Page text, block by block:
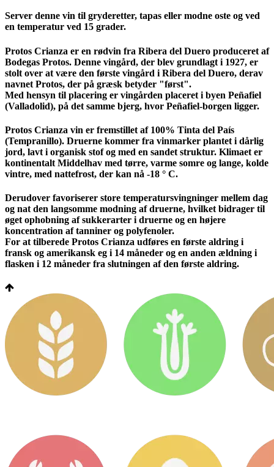
Server denne vin til gryderetter, tapas eller modne oste og ved
en temperatur ved 15 grader.
Protos Crianza er en rødvin fra Ribera del Duero produceret af
Bodegas Protos. Denne vingård, der blev grundlagt i 1927, er
stolt over at være den første vingård i Ribera del Duero, derav
navnet Protos, der på græsk betyder "først".
Med hensyn til placering er vingården placeret i byen Peñafiel
(Valladolid), på det samme bjerg, hvor Peñafiel-borgen ligger.
Protos Crianza vin er fremstillet af 100% Tinta del País
(Tempranillo). Druerne kommer fra vinmarker plantet i dårlig
jord, lavt i organisk stof og med en sandet struktur. Klimaet er
kontinentalt Middelhav med tørre, varme somre og lange, kolde
vintre, med nattefrost, der kan nå -18 ° C.
Derudover favoriserer store temperatursvingninger mellem dag
og nat den langsomme modning af druerne, hvilket bidrager til
øget ophobning af sukkerarter i druerne og en højere
koncentration af tanniner og polyfenoler.
For at tilberede Protos Crianza udføres en første aldring i
fransk og amerikansk eg i 14 måneder og en anden ældning i
flasken i 12 måneder fra slutningen af den første aldring.